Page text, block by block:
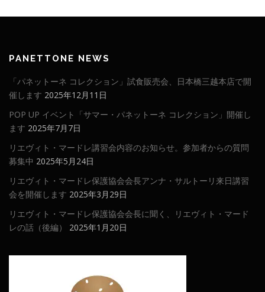
PANETTONE NEWS
「パネットーネ コレクション」試食販売会、日本橋三越本店で開
催します 2025年12月11日
POP UP イベント「サマー・パネットーネ コレクション」開催し
ます 2025年7月7日
リエヴィト・マードレ講習会内容のお知らせ。参加者からの質問
募集中 2025年5月24日
リエヴィト・マードレ保護協会会長アンナ・サルトーリ来日講習
会を開催します 2025年3月29日
リエヴィト・マードレ保護協会会長に聞く、リエヴィト・マード
レの話（後編）
2025年1月20日